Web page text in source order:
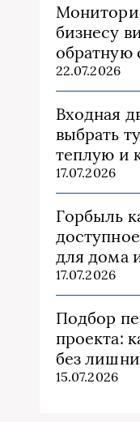
бизнесу
обратную
22.07.2026
Входная
выбрать
теплую и
17.07.2026
Горбыль
для дома
17.07.2026
Подбор
проекта:
без
15.07.2026